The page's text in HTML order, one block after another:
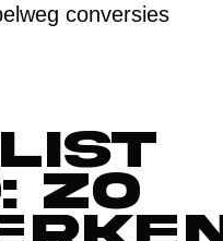
conversies
zo